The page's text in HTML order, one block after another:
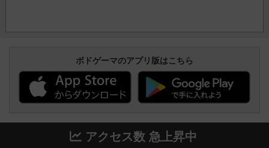
ボドゲーマのアプリ版はこちら
アクセス数 急上昇中